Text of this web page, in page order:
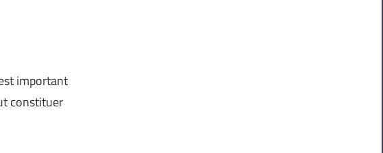
important
constituer